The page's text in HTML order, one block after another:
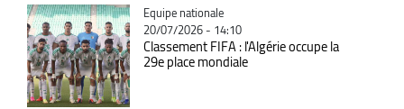
Catégorie
Equipe nationale
20/07/2026 - 14:10
Classement FIFA : l'Algérie occupe la
29e place mondiale